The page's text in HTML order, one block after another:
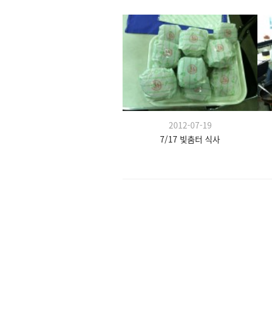
2012-07-19
7/17 빛춤터 식사